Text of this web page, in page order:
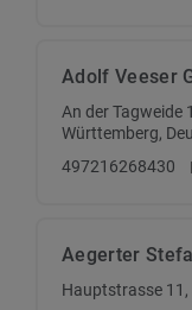
Adolf Veeser
An der Tagweide
Württemberg,
497216268430
Aegerter
Hauptstrasse 11,